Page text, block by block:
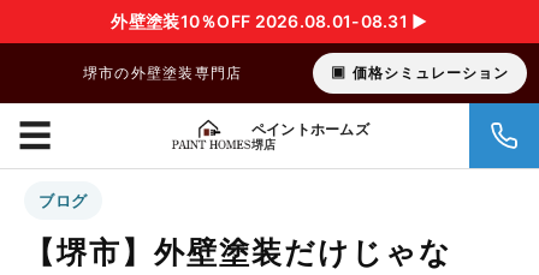
外壁塗装10％OFF 2026.08.01-08.31 ▶︎
堺市の外壁塗装専門店 価格シミュレーション
ペイントホームズ
堺店
☰
ブログ
【堺市】外壁塗装だけじゃな